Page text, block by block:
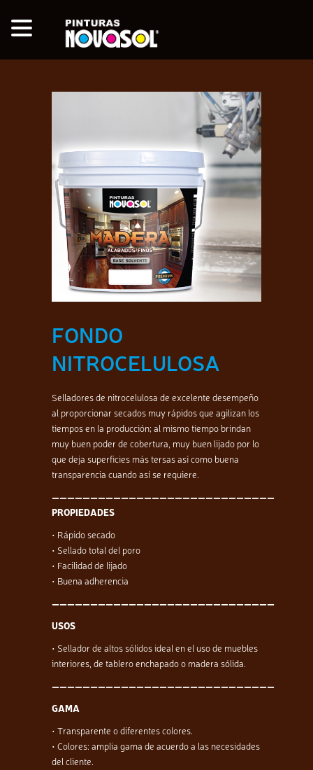
FONDO
NITROCELULOSA
Selladores de nitrocelulosa de excelente desempeño
al proporcionar secados muy rápidos que agilizan los
tiempos en la producción; al mismo tiempo brindan
muy buen poder de cobertura, muy buen lijado por lo
que deja superficies más tersas así como buena
transparencia cuando así se requiere.
—————————————————————————————
PROPIEDADES
• Rápido secado
• Sellado total del poro
• Facilidad de lijado
• Buena adherencia
—————————————————————————————
USOS
• Sellador de altos sólidos ideal en el uso de muebles
interiores, de tablero enchapado o madera sólida.
—————————————————————————————
GAMA
• Transparente o diferentes colores.
• Colores: amplia gama de acuerdo a las necesidades
del cliente.